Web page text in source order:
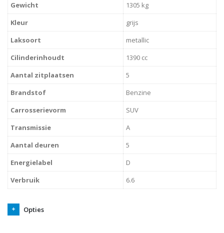
Gewicht
1305 kg
Kleur
grijs
Laksoort
metallic
Cilinderinhoudt
1390 cc
Aantal zitplaatsen
5
Brandstof
Benzine
Carrosserievorm
SUV
Transmissie
A
Aantal deuren
5
Energielabel
D
Verbruik
6.6
Opties